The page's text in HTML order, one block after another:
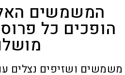
המשמשים
הופכים כל
משמשים ושזיפים נצלים